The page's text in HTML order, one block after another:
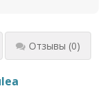
Отзывы (0)